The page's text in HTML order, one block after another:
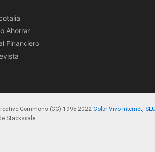
Ahorrar
Financiero
Commons (CC) 1995-2022 Color Vivo Internet, SLU
Stackscale.